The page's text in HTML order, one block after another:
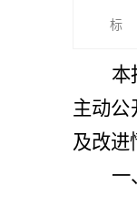
标
本
主动公
及改进
一